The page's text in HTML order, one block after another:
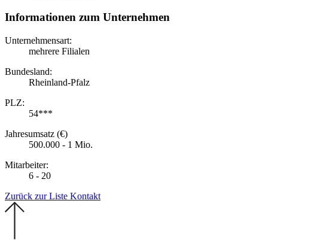
Informationen zum Unternehmen
Unternehmensart:
mehrere Filialen
Bundesland:
Rheinland-Pfalz
PLZ:
54***
Jahresumsatz (€)
500.000 - 1 Mio.
Mitarbeiter:
6 - 20
Zurück zur Liste Kontakt